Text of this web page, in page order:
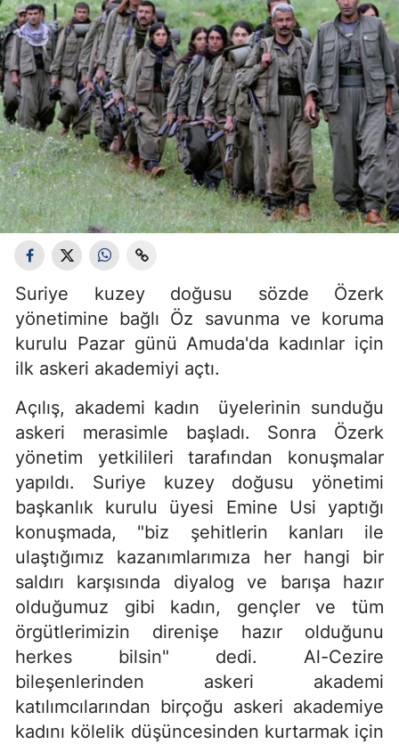
Suriye kuzey doğusu sözde Özerk
yönetimine bağlı Öz savunma ve koruma
kurulu Pazar günü Amuda'da kadınlar için
ilk askeri akademiyi açtı.
Açılış, akademi kadın üyelerinin sunduğu
askeri merasimle başladı. Sonra Özerk
yönetim yetkilileri tarafından konuşmalar
yapıldı. Suriye kuzey doğusu yönetimi
başkanlık kurulu üyesi Emine Usi yaptığı
konuşmada, "biz şehitlerin kanları ile
ulaştığımız kazanımlarımıza her hangi bir
saldırı karşısında diyalog ve barışa hazır
olduğumuz gibi kadın, gençler ve tüm
örgütlerimizin direnişe hazır olduğunu
herkes bilsin" dedi. Al-Cezire
bileşenlerinden askeri akademi
katılımcılarından birçoğu askeri akademiye
kadını kölelik düşüncesinden kurtarmak için